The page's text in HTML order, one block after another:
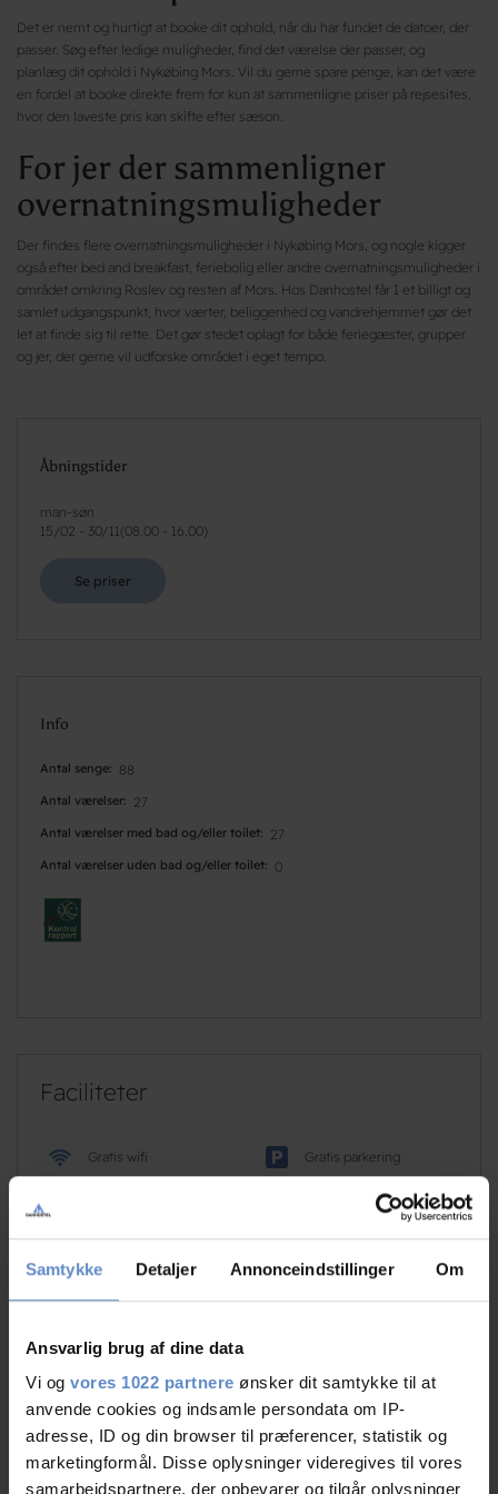
Samtykke Detaljer Annonceindstillinger Om
Ansvarlig brug af dine data
Vi og vores 1022 partnere ønsker dit samtykke til at
anvende cookies og indsamle persondata om IP-
adresse, ID og din browser til præferencer, statistik og
marketingformål. Disse oplysninger videregives til vores
samarbejdspartnere, der opbevarer og tilgår oplysninger
Det er nemt og hurtigt at booke dit ophold, når du har fundet de datoer, der
passer. Søg efter ledige muligheder, find det værelse der passer, og
planlæg dit ophold i Nykøbing Mors. Vil du gerne spare penge, kan det være
en fordel at booke direkte frem for kun at sammenligne priser på rejsesites,
hvor den laveste pris kan skifte efter sæson.
For jer der sammenligner
overnatningsmuligheder
Der findes flere overnatningsmuligheder i Nykøbing Mors, og nogle kigger
også efter bed and breakfast, feriebolig eller andre overnatningsmuligheder i
området omkring Roslev og resten af Mors. Hos Danhostel får I et billigt og
samlet udgangspunkt, hvor værter, beliggenhed og vandrehjemmet gør det
let at finde sig til rette. Det gør stedet oplagt for både feriegæster, grupper
og jer, der gerne vil udforske området i eget tempo.
Åbningstider
man-søn
15/02 - 30/11( 08.00 - 16.00)
Se priser
Info
Antal senge 88
Antal værelser 27
Antal værelser med bad og/eller toilet 27
Antal værelser uden bad og/eller toilet 0
Faciliteter
Gratis wifi Gratis parkering
Læs mere
RATINGS